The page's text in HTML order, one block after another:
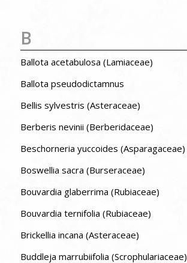
B
Ballota acetabulosa (Lamiaceae)
Ballota pseudodictamnus
Bellis sylvestris (Asteraceae)
Berberis nevinii (Berberidaceae)
Beschorneria yuccoides (Asparagaceae)
Boswellia sacra (Burseraceae)
Bouvardia glaberrima (Rubiaceae)
Bouvardia ternifolia (Rubiaceae)
Brickellia incana (Asteraceae)
Buddleja marrubiifolia (Scrophulariaceae)